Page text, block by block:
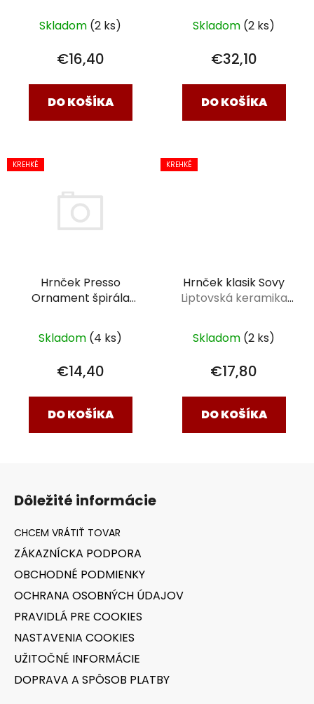
Skladom (2 ks)
€16,40
DO KOŠÍKA
Skladom (2 ks)
€32,10
DO KOŠÍKA
KREHKÉ
Hrnček Presso
Ornament špirála
Liptovská keramika
0,15 l
Skladom (4 ks)
€14,40
DO KOŠÍKA
KREHKÉ
Hrnček klasik Sovy
Liptovská keramika
Skladom (2 ks)
€17,80
DO KOŠÍKA
Dôležité informácie
ZÁKAZNÍCKA PODPORA
OBCHODNÉ PODMIENKY
OCHRANA OSOBNÝCH ÚDAJOV
PRAVIDLÁ PRE COOKIES
NASTAVENIA COOKIES
UŽITOČNÉ INFORMÁCIE
DOPRAVA A SPÔSOB PLATBY